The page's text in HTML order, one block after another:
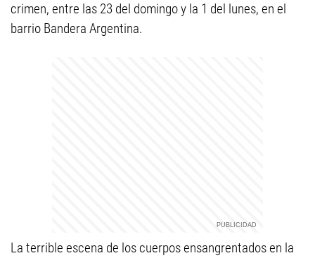
crimen, entre las 23 del domingo y la 1 del lunes, en el
barrio Bandera Argentina.
La terrible escena de los cuerpos ensangrentados en la